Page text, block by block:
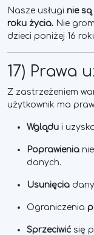
Nasze usługi nie
roku życia. Nie
dzieci poniżej 16
17) Prawa
Z zastrzeżeniem
użytkownik ma
Wglądu i
Poprawienia
danych.
Usunięcia
Ograniczenia
Sprzeciwić się